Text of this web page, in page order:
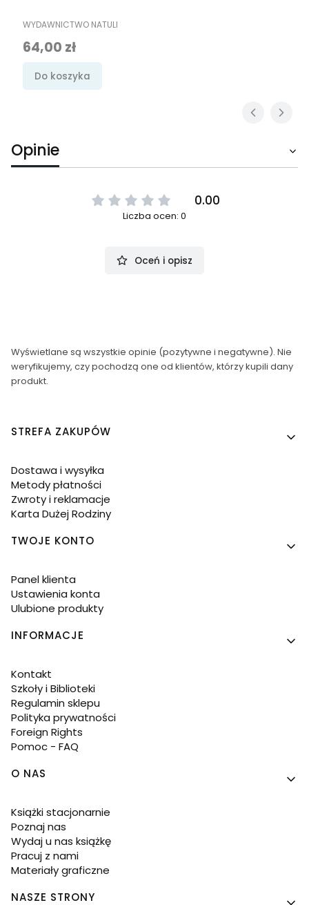
PRODUCENT
WYDAWNICTWO NATULI
Cena
64,00 zł
Do koszyka
Opinie
0.00
Liczba ocen: 0
Oceń i opisz
Wyświetlane są wszystkie opinie (pozytywne i negatywne). Nie
weryfikujemy, czy pochodzą one od klientów, którzy kupili dany
produkt.
Linki w stopce
STREFA ZAKUPÓW
Dostawa i wysyłka
Metody płatności
Zwroty i reklamacje
Karta Dużej Rodziny
TWOJE KONTO
Panel klienta
Ustawienia konta
Ulubione produkty
INFORMACJE
Kontakt
Szkoły i Biblioteki
Regulamin sklepu
Polityka prywatności
Foreign Rights
Pomoc - FAQ
O NAS
Książki stacjonarnie
Poznaj nas
Wydaj u nas książkę
Pracuj z nami
Materiały graficzne
NASZE STRONY